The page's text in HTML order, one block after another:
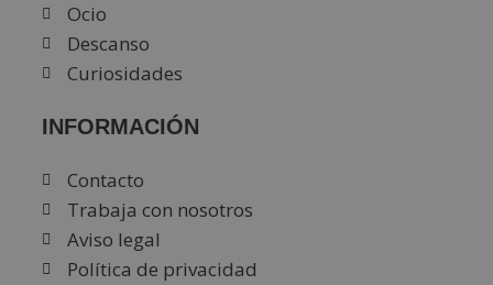
Ocio
Descanso
Curiosidades
INFORMACIÓN
Contacto
Trabaja con nosotros
Aviso legal
Política de privacidad